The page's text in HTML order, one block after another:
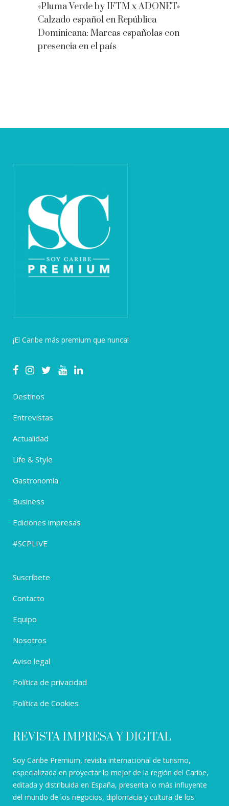
«Pluma Verde by IFTM x ADONET»
Calzado español en República
Dominicana: Marcas españolas con
presencia en el país
¡El Caribe más premium que nunca!
Destinos
Entrevistas
Actualidad
Life & Style
Gastronomía
Business
Ediciones impresas
#SCPLIVE
Suscríbete
Contacto
Equipo
Nosotros
Aviso legal
Política de privacidad
Política de Cookies
REVISTA IMPRESA Y DIGITAL
Soy Caribe Premium, revista internacional de turismo,
especializada en proyectar lo mejor de la región del Caribe,
editada y distribuida en España, presenta lo más influyente
del mundo de los negocios, diplomacia y cultura de los